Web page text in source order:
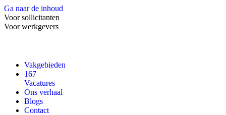
Ga naar de inhoud
Voor sollicitanten
Voor werkgevers
Vakgebieden
167
Vacatures
Ons verhaal
Blogs
Contact